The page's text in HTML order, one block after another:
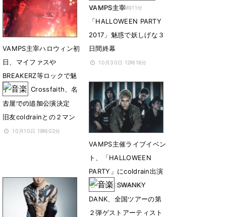
6月19日 08時11分
VAMPS主宰ハロウィン初
日、マイファスや
BREAKERZ等ロックで魅
了
11月1日 14時37分
VAMPS主宰
「HALLOWEEN PARTY
2017」魅惑で妖しげな３
日間終幕
10月30日 12時16分
Crossfaith、名
古屋での追加公演決定
旧友coldrainとの２マン
10月10日 19時02分
VAMPS主催ライブイベン
ト、「HALLOWEEN
PARTY」にcoldrain出演
9月14日 18時01分
SWANKY
DANK、全国ツアーの第
２弾ゲストアーティスト